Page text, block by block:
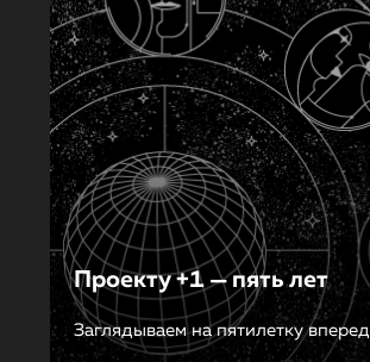
Проекту +1 — пять лет
Заглядываем на пятилетку вперед